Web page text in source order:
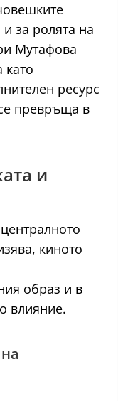
за ролята на
Мутафова
като
ресурс
превръща в
и
киното
образ и в
влияние.